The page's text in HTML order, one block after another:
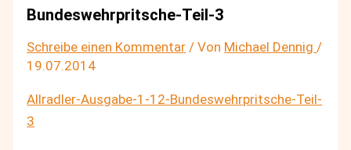
Bundeswehrpritsche-Teil-3
Schreibe einen Kommentar / Von Michael Dennig/
19.07.2014
Allradler-Ausgabe-1-12-Bundeswehrpritsche-Teil-
3